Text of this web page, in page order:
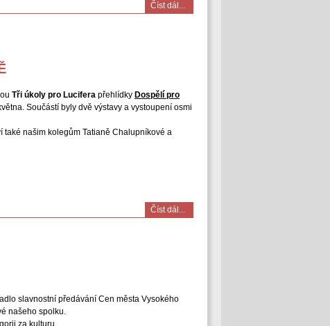
Číst dál...
Tři úkoly pro Lucifera přehlídky Dospělí pro
Součástí byly dvě výstavy a vystoupení osmi
také našim kolegům Tatianě Chalupníkové a
Číst dál...
slavnostní předávání Cen města Vysokého
našeho spolku.
za kulturu.